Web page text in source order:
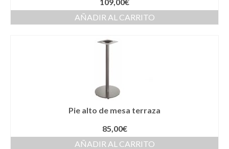
AÑADIR AL CARRITO
Pie alto de mesa terraza
85,00€
AÑADIR AL CARRITO